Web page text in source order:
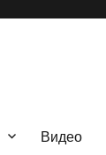
Видео